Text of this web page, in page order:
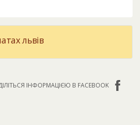
львів
ІНФОРМАЦІЄЮ В FACEBOOK